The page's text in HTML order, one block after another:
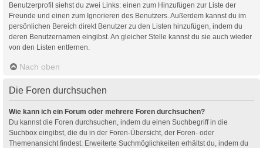
Benutzerprofil siehst du zwei Links: einen zum Hinzufügen zur Liste der
Freunde und einen zum Ignorieren des Benutzers. Außerdem kannst du im
persönlichen Bereich direkt Benutzer zu den Listen hinzufügen, indem du
deren Benutzernamen eingibst. An gleicher Stelle kannst du sie auch wieder
von den Listen entfernen.
Nach oben
Die Foren durchsuchen
Wie kann ich ein Forum oder mehrere Foren durchsuchen?
Du kannst die Foren durchsuchen, indem du einen Suchbegriff in die
Suchbox eingibst, die du in der Foren-Übersicht, der Foren- oder
Themenansicht findest. Erweiterte Suchmöglichkeiten erhältst du, indem du